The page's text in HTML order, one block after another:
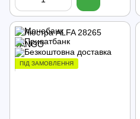
ПІД ЗАМОВЛЕННЯ